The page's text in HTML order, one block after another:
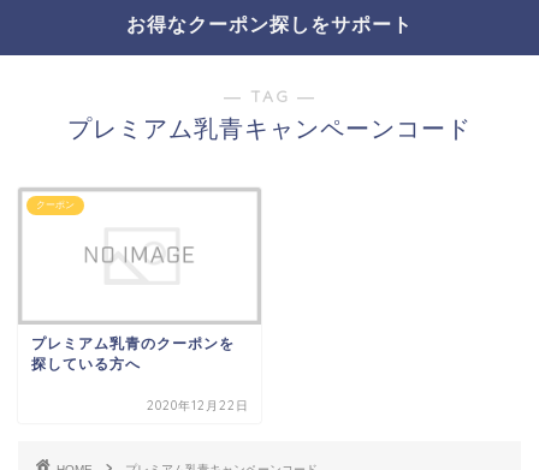
お得なクーポン探しをサポート
― TAG ―
プレミアム乳青キャンペーンコード
クーポン
プレミアム乳青のクーポンを
探している方へ
2020年12月22日